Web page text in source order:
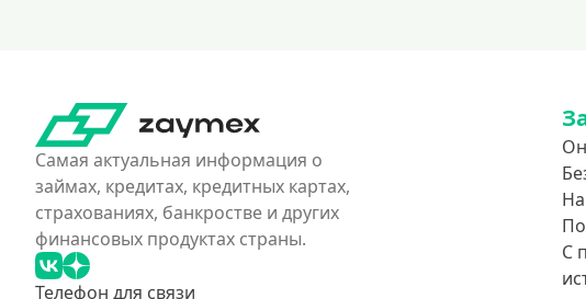
Самая актуальная информация о
займах, кредитах, кредитных картах,
страхованиях, банкростве и других
финансовых продуктах страны.
Телефон для связи
С